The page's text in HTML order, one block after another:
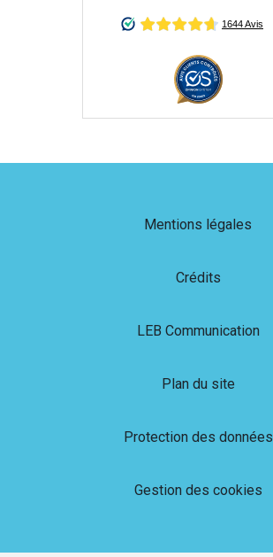
Mentions légales
Crédits
LEB Communication
Plan du site
Protection des données
Gestion des cookies